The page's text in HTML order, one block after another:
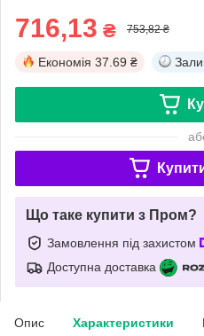
716,13 ₴ 753,82 ₴
Економія 37.69 ₴
Що таке купити з Пром?
Замовлення під захистом
Доступна доставка
Опис Характеристики